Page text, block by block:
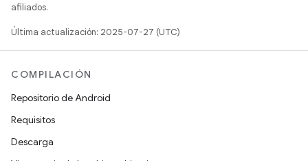
afiliados.
Última actualización: 2025-07-27 (UTC)
COMPILACIÓN
Repositorio de Android
Requisitos
Descarga